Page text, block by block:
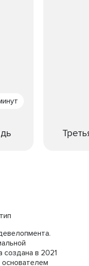
в 2021